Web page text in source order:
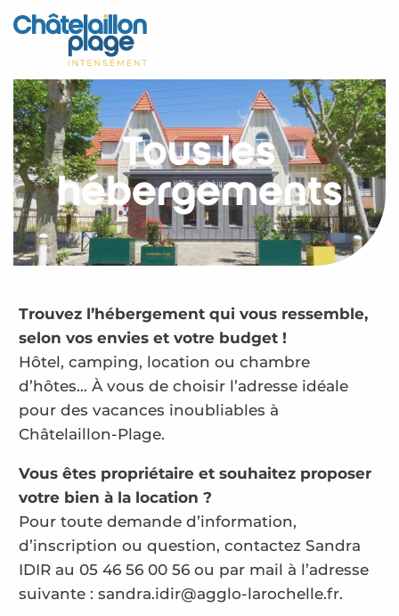
Aller
au
principal
Accueil
Découvrir
Activités
A vivre
Rendez-vous
Votre séjour
Espace Pro
Tous les
hébergements
Trouvez l’hébergement qui vous ressemble,
selon vos envies et votre budget !
Hôtel, camping, location ou chambre
d’hôtes… À vous de choisir l’adresse idéale
pour des vacances inoubliables à
Châtelaillon-Plage.
Vous êtes propriétaire et souhaitez proposer
votre bien à la location ?
Pour toute demande d’information,
d’inscription ou question, contactez Sandra
IDIR au 05 46 56 00 56 ou par mail à l’adresse
suivante : sandra.idir@agglo-larochelle.fr.